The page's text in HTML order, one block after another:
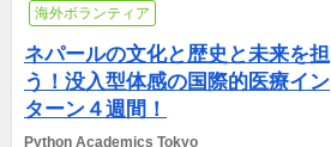
海外ボランティア
ネパールの文化と歴史と未来を担
う！没入型体感の国際的医療イン
ターン４週間！
Python Academics Tokyo